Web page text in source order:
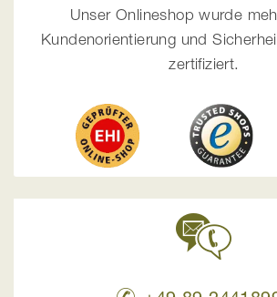
Unser Onlineshop wurde
Kundenorientierung und
zertifiziert.